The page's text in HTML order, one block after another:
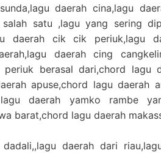
daerah cina,lagu
satu ,lagu yang sering
daerah cik cik periuk,lagu
daerah cing
berasal dari,chord lagu
apuse,chord lagu daerah
daerah yamko rambe
barat,chord lagu daerah
daerah dari